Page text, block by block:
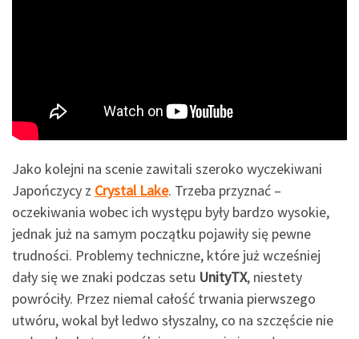
Jako kolejni na scenie zawitali szeroko wyczekiwani
Japończycy z Crystal Lake. Trzeba przyznać –
oczekiwania wobec ich występu były bardzo wysokie,
jednak już na samym początku pojawiły się pewne
trudności. Problemy techniczne, które już wcześniej
dały się we znaki podczas setu UnityTX, niestety
powróciły. Przez niemal całość trwania pierwszego
utwóru, wokal był ledwo słyszalny, co na szczęście nie